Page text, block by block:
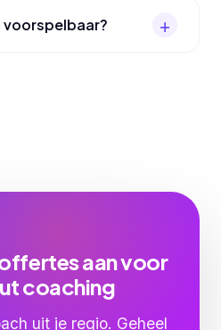
voorspelbaar?
aan voor
coaching
uit je regio. Geheel